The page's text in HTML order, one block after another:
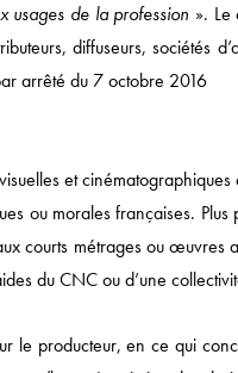
usages de la profession ».
diffuseurs, sociétés
arrêté du 7 octobre 2016
et
ou morales françaises.
courts métrages ou œuvres
du CNC ou d’une
le producteur, en ce qui